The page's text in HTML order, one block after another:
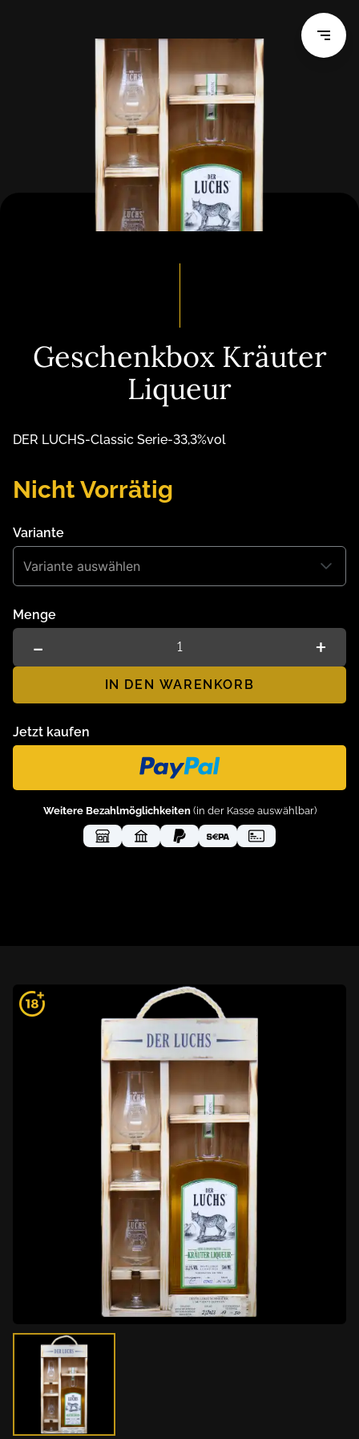
Geschenkbox Kräuter
Liqueur
DER LUCHS-Classic Serie-33,3%vol
Nicht Vorrätig
Variante
Variante auswählen
Menge
- 1 +
IN DEN WARENKORB
Jetzt kaufen
Weitere Bezahlmöglichkeiten(in der Kasse auswählbar)